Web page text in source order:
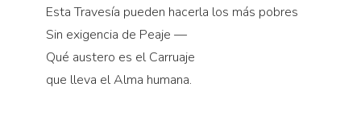
Esta Travesía pueden hacerla los más pobres
Sin exigencia de Peaje —
Qué austero es el Carruaje
que lleva el Alma humana.